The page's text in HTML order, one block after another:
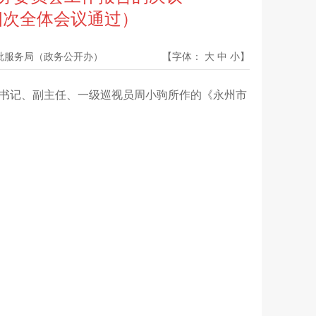
全体会议通过）
务局（政务公开办） 【字体： 大 中 小】
记、副主任、一级巡视员周小驹所作的《永州市